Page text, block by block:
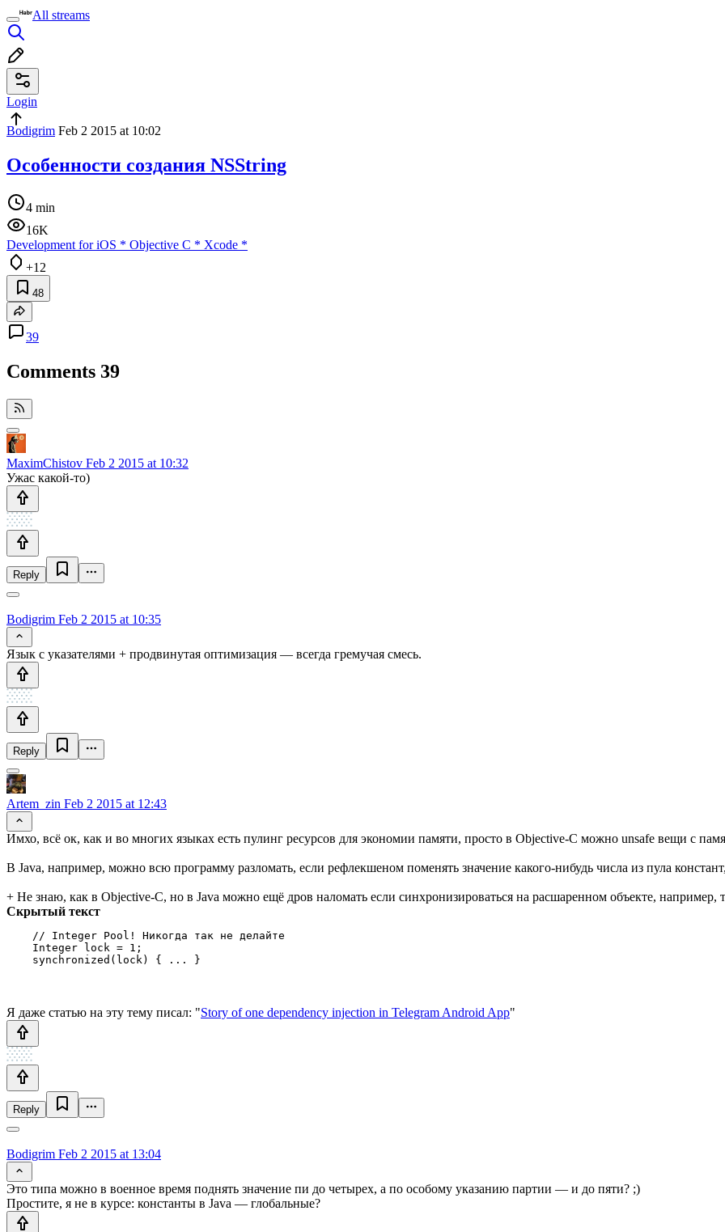
All streams
Login
Bodigrim Feb 2 2015 at 10:02
Особенности создания NSString
4 min
16K
Development for iOS * Objective C * Xcode *
+12
48
39
Comments 39
MaximChistov Feb 2 2015 at 10:32
Ужас какой-то)
Reply
Bodigrim Feb 2 2015 at 10:35
Язык с указателями + продвинутая оптимизация — всегда гремучая смесь.
Reply
Artem_zin Feb 2 2015 at 12:43
Имхо, всё ок, как и во многих языках есть пулинг ресурсов для экономии памяти, просто в Objective-C можно unsafe вещи с
В Java, например, можно всю программу разломать, если рефлекшеном поменять значение какого-нибудь числа из пула
+ Не знаю, как в Objective-C, но в Java можно ещё дров наломать если синхронизироваться на расшаренном объекте, например,
Скрытый текст
    // Integer Pool! Никогда так не делайте
    Integer lock = 1;
Я даже статью на эту тему писал: "Story of one dependency injection in Telegram Android App"
Reply
Bodigrim Feb 2 2015 at 13:04
Это типа можно в военное время поднять значение пи до четырех, а по особому указанию партии — и до пяти? ;)
Простите, я не в курсе: константы в Java — глобальные?